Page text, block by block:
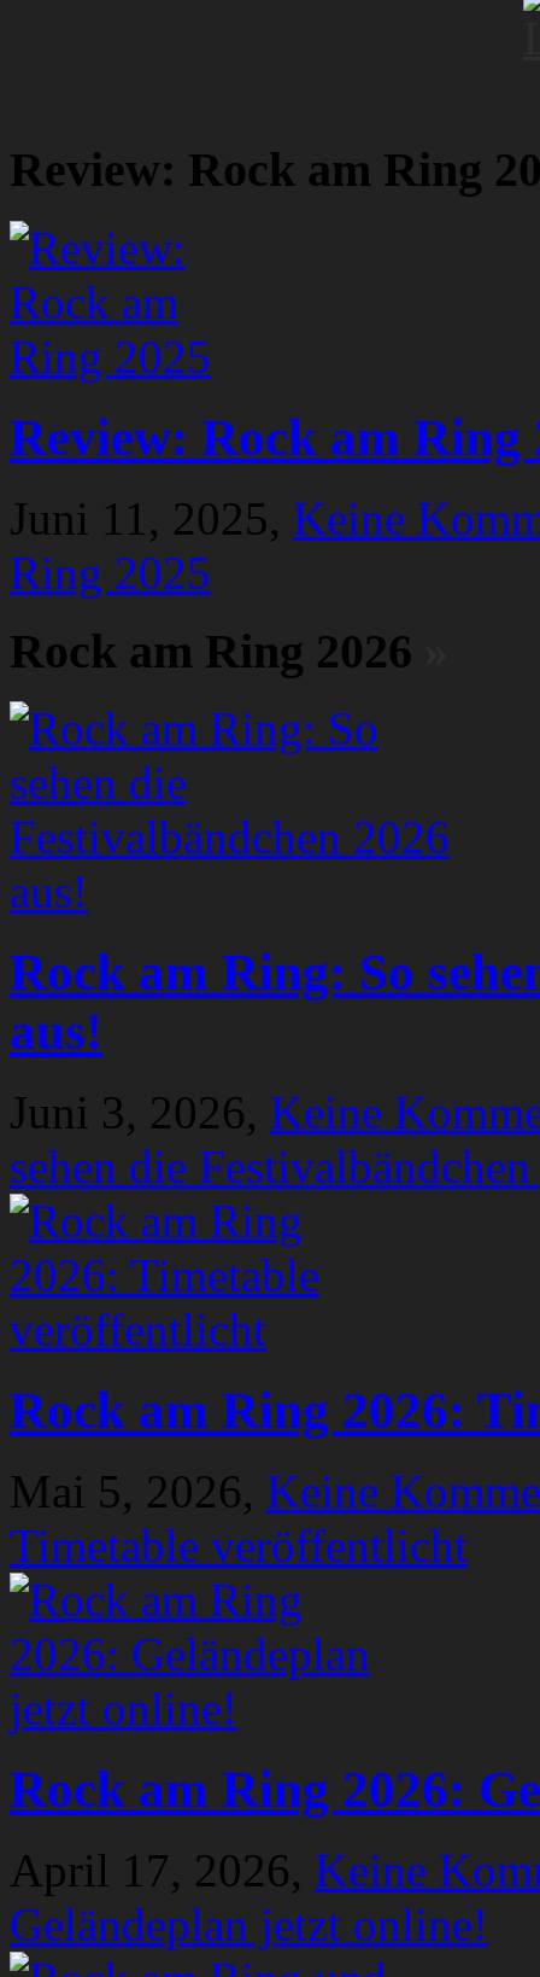
Review: Rock am Ring
Review: Rock am Ring
Juni 11, 2025, Keine
Ring 2025
Rock am Ring 2026
Rock am Ring: So
aus!
Juni 3, 2026, Keine
sehen die
Rock am Ring 2026:
Mai 5, 2026, Keine
Timetable veröffentlicht
Rock am Ring 2026:
April 17, 2026, Keine
Geländeplan jetzt online!